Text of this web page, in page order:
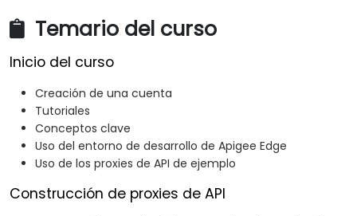
Temario del curso
Inicio del curso
Creación de una cuenta
Tutoriales
Conceptos clave
Uso del entorno de desarrollo de Apigee Edge
Uso de los proxies de API de ejemplo
Construcción de proxies de API